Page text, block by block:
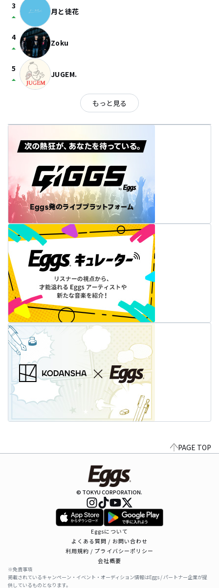
3
arrow_drop_up 月と徒花
4
arrow_drop_up Zoku
5
arrow_drop_up JUGEM.
もっと見る
PAGE TOP
© TOKYU CORPORATION.
Eggsについて
よくある質問 / お問い合わせ
利用規約 / プライバシーポリシー
会社概要
※免責事項
掲載されているキャンペーン・イベント・オーディション情報はEggs / パートナー企業が提
供しているものとなります。